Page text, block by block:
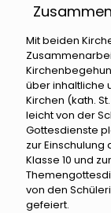
Mit beiden
über inhaltliche
Kirchen (kath.
leicht von der
Gottesdienste
zur Einschulung
Klasse 10 und
von den
gefeiert.